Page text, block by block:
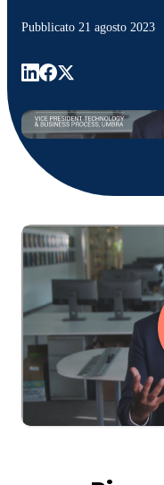
Pubblicato 21 agosto 2023